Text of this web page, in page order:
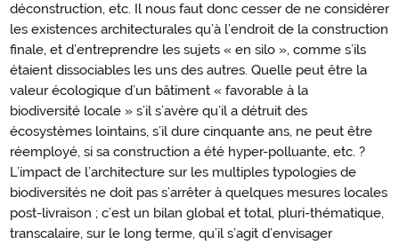
déconstruction, etc. Il nous faut donc cesser de ne considérer
les existences architecturales qu’à l’endroit de la construction
finale, et d’entreprendre les sujets « en silo », comme s’ils
étaient dissociables les uns des autres. Quelle peut être la
valeur écologique d’un bâtiment « favorable à la
biodiversité locale » s’il s’avère qu’il a détruit des
écosystèmes lointains, s’il dure cinquante ans, ne peut être
réemployé, si sa construction a été hyper-polluante, etc. ?
L’impact de l’architecture sur les multiples typologies de
biodiversités ne doit pas s’arrêter à quelques mesures locales
post-livraison ; c’est un bilan global et total, pluri-thématique,
transcalaire, sur le long terme, qu’il s’agit d’envisager